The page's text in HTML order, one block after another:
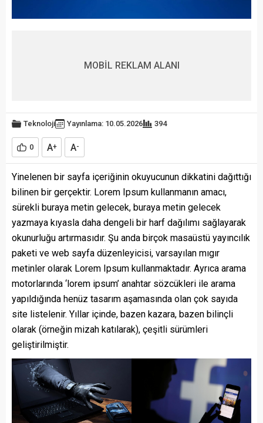
MOBİL REKLAM ALANI
Teknoloji Yayınlama: 10.05.2026 394
0 A+ A-
Yinelenen bir sayfa içeriğinin okuyucunun dikkatini dağıttığı
bilinen bir gerçektir. Lorem Ipsum kullanmanın amacı,
sürekli buraya metin gelecek, buraya metin gelecek
yazmaya kıyasla daha dengeli bir harf dağılımı sağlayarak
okunurluğu artırmasıdır. Şu anda birçok masaüstü yayıncılık
paketi ve web sayfa düzenleyicisi, varsayılan mıgır
metinler olarak Lorem Ipsum kullanmaktadır. Ayrıca arama
motorlarında ‘lorem ipsum’ anahtar sözcükleri ile arama
yapıldığında henüz tasarım aşamasında olan çok sayıda
site listelenir. Yıllar içinde, bazen kazara, bazen bilinçli
olarak (örneğin mizah katılarak), çeşitli sürümleri
geliştirilmiştir.